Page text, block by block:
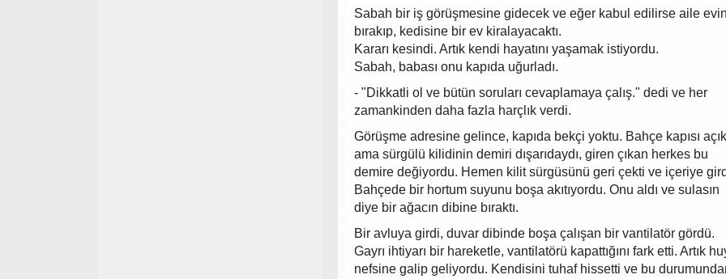
Sabah bir iş görüşmesine gidecek ve eğer kabul edilirse aile
bırakıp, kedisine bir ev kiralayacaktı.
Kararı kesindi. Artık kendi hayatını yaşamak istiyordu.
Sabah, babası onu kapıda uğurladı.
- "Dikkatli ol ve bütün soruları cevaplamaya çalış." dedi ve her
zamankinden daha fazla harçlık verdi.
Görüşme adresine gelince, kapıda bekçi yoktu. Bahçe kapısı
ama sürgülü kilidinin demiri dışarıdaydı, giren çıkan herkes bu
demire değiyordu. Hemen kilit sürgüsünü geri çekti ve içeriye
Bahçede bir hortum suyunu boşa akıtıyordu. Onu aldı ve sulasın
diye bir ağacın dibine bıraktı.
Bir avluya girdi, duvar dibinde boşa çalışan bir vantilatör gördü.
Gayrı ihtiyarı bir hareketle, vantilatörü kapattığını fark etti. Artık
nefsine galip geliyordu. Kendisini tuhaf hissetti ve bu